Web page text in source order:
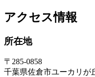
アクセス情報
所在地
〒285-0858
千葉県佐倉市ユーカリが